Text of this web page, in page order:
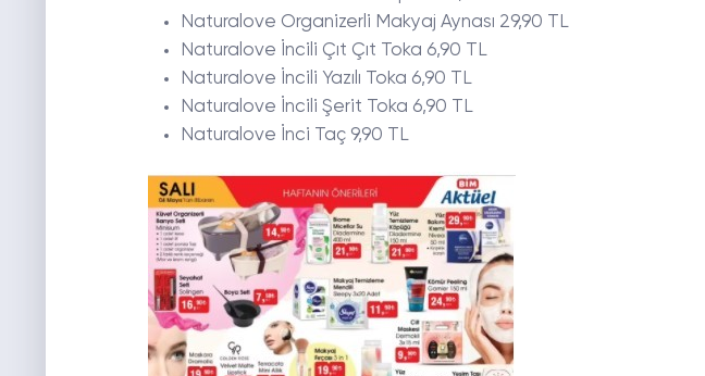
Naturalove Organizerli Makyaj Aynası 29,90 TL
Naturalove İncili Çıt Çıt Toka 6,90 TL
Naturalove İncili Yazılı Toka 6,90 TL
Naturalove İncili Şerit Toka 6,90 TL
Naturalove İnci Taç 9,90 TL